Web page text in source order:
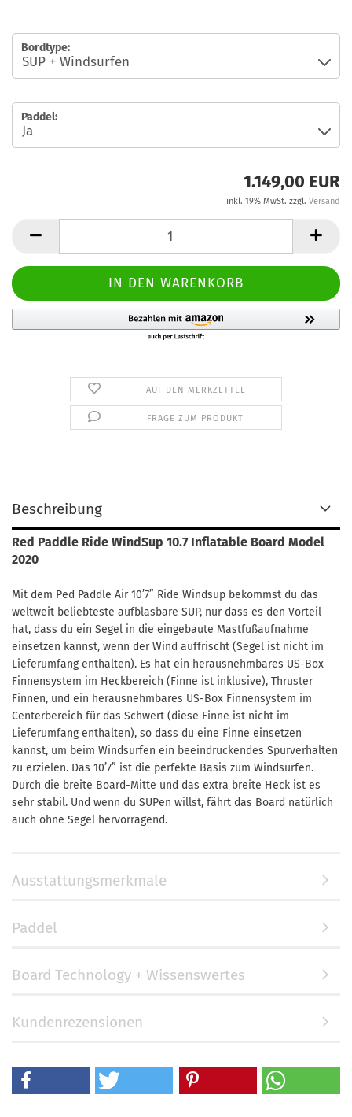
Bordtype:
Paddel:
1.149,00 EUR
inkl. 19% MwSt. zzgl. Versand
AUF DEN MERKZETTEL
FRAGE ZUM PRODUKT
Beschreibung
Red Paddle Ride WindSup 10.7 Inflatable Board Model
2020
Mit dem Ped Paddle Air 10’7” Ride Windsup bekommst du das
weltweit beliebteste aufblasbare SUP, nur dass es den Vorteil
hat, dass du ein Segel in die eingebaute Mastfußaufnahme
einsetzen kannst, wenn der Wind auffrischt (Segel ist nicht im
Lieferumfang enthalten). Es hat ein herausnehmbares US-Box
Finnensystem im Heckbereich (Finne ist inklusive), Thruster
Finnen, und ein herausnehmbares US-Box Finnensystem im
Centerbereich für das Schwert (diese Finne ist nicht im
Lieferumfang enthalten), so dass du eine Finne einsetzen
kannst, um beim Windsurfen ein beeindruckendes Spurverhalten
zu erzielen. Das 10’7” ist die perfekte Basis zum Windsurfen.
Durch die breite Board-Mitte und das extra breite Heck ist es
sehr stabil. Und wenn du SUPen willst, fährt das Board natürlich
auch ohne Segel hervorragend.
Ausstattungsmerkmale
Paddel
Board Technology + Wissenswertes
Kundenrezensionen